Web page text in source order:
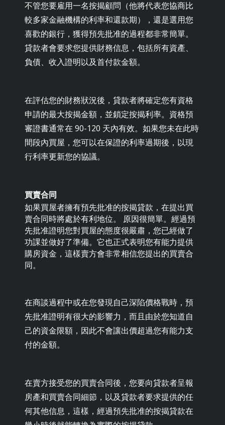
不管您要雇用一名按揭顧問（他將代表您協商比
較多家金融機構的利率和還款期），還是選用您
喜歡的銀行，獲得預先批准的過程都非常簡單。
貸款者會要求您提供財務信息，包括所有資產、
負債、收入證明以及首付款金額。
在評估您的財務狀況後，貸款者將確定您有資格
申請的最大按揭金額，並鎖定按揭利率。資格預
審證書通常在 90-120 天內有效。如果您未在此時
間段內買屋，您可以在保證的利率過期後，以現
行利率更新您的協議。
買賣合同
如果買屋者擁有預先批准的按揭貸款，在提出買
賣合同時將處於有利地位。 原因很簡單。經過預
先批准證明您對買屋的態度很嚴肅，您已經做了
功課並做好了準備。它也正式表明您有能力提供
購房資金，這樣賣方會非常相信您提出的買賣合
同。
在商談過程中或在您發現自己深陷價格戰時，預
先批准證明有很大的影響力，而且由於您知道自
己的資金限額，因此不會讓出價超過您有能力支
付的金額。
在賣方接受您的買賣合同後，您要向貸款者呈報
房產和買賣合同細節，以及貸款者要求提供的任
何其他信息，這樣，經過預先批准的按揭貸款在